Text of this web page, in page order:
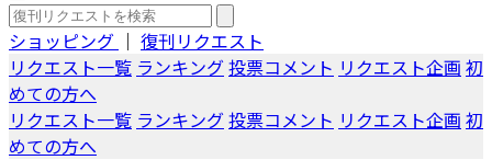
ショッピング ｜ 復刊リクエスト
リクエスト一覧 ランキング投票コメント リクエスト企画 初
めての方へ
リクエスト一覧 ランキング投票コメント リクエスト企画 初
めての方へ